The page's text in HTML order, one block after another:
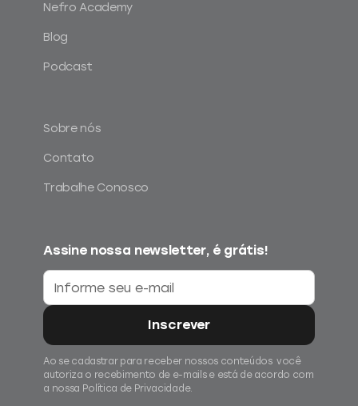
Nefro Academy
Blog
Podcast
Sobre nós
Contato
Trabalhe Conosco
Assine nossa newsletter, é grátis!
Ao se cadastrar para receber nossos conteúdos você
autoriza o recebimento de e-mails e está de acordo com
a nossa Política de Privacidade.